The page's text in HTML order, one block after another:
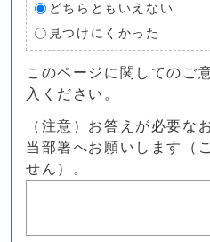
どちらともいえない
見つけにくかった
このページに関してのご
入ください。
（注意）お答えが必要な
当部署へお願いします（
せん）。